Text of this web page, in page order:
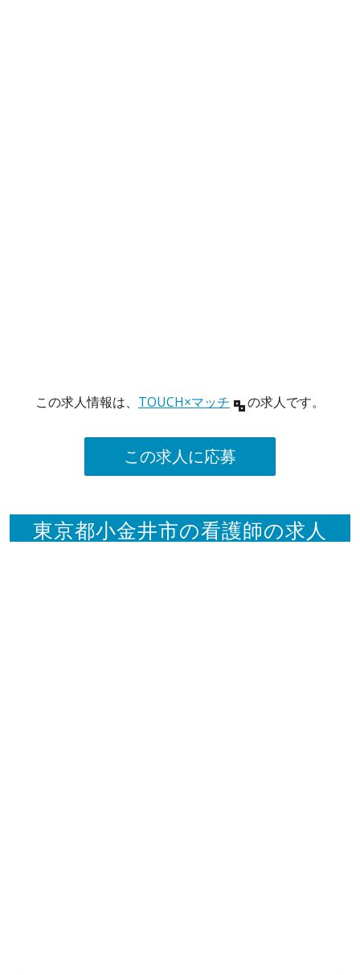
この求人情報は、 TOUCH×マッチ の求人です。
この求人に応募
東京都小金井市の看護師の求人